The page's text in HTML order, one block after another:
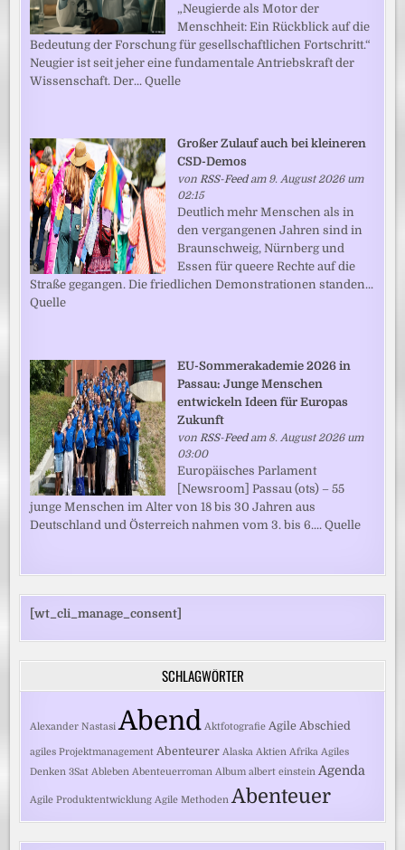
„Neugierde als Motor der
Menschheit: Ein Rückblick auf die
Bedeutung der Forschung für gesellschaftlichen Fortschritt.“
Neugier ist seit jeher eine fundamentale Antriebskraft der
Wissenschaft. Der... Quelle
Großer Zulauf auch bei kleineren
CSD-Demos
vonRSS-Feedam 9. August 2026 um
02:15
Deutlich mehr Menschen als in
den vergangenen Jahren sind in
Braunschweig, Nürnberg und
Essen für queere Rechte auf die
Straße gegangen. Die friedlichen Demonstrationen standen...
Quelle
EU-Sommerakademie 2026 in
Passau: Junge Menschen
entwickeln Ideen für Europas
Zukunft
von RSS-Feedam 8. August 2026 um
03:00
Europäisches Parlament
[Newsroom] Passau (ots) – 55
junge Menschen im Alter von 18 bis 30 Jahren aus
Deutschland und Österreich nahmen vom 3. bis 6.... Quelle
[wt_cli_manage_consent]
SCHLAGWÖRTER
Alexander Nastasi Abend Aktfotografie Agile Abschied
agiles Projektmanagement Abenteurer Alaska Aktien Afrika Agiles
Denken 3Sat Ableben Abenteuerroman Album albert einstein Agenda
Agile Produktentwicklung Agile Methoden Abenteuer